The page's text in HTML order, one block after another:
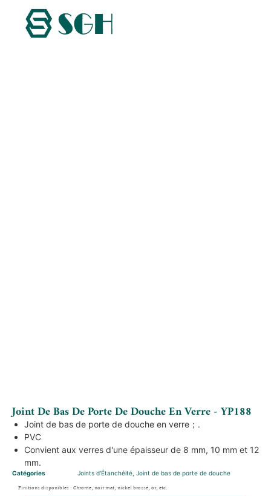
Joint De Bas De Porte De Douche En Verre - YP188
Joint de bas de porte de douche en verre；.
PVC
Convient aux verres d'une épaisseur de 8 mm, 10 mm et 12
mm.
Catégories Joints d'Étanchéité Joint de bas de porte de douche
Finitions disponibles : Chrome, noir mat, nickel brossé, or, etc.